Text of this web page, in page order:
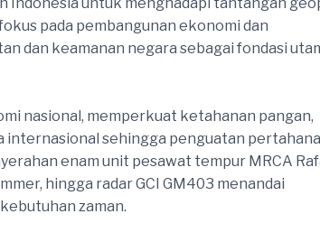
pada pembangunan ekonomi dan
dan keamanan negara sebagai fondasi
nasional, memperkuat ketahanan pangan,
internasional sehingga penguatan
enam unit pesawat tempur MRCA
hingga radar GCI GM403 menandai
zaman.